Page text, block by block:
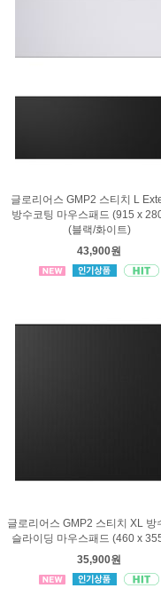
글로리어스 GMP2 스티치 L
방수코팅 마우스패드 (915 x
(블랙/화이트)
43,900원
글로리어스 GMP2 스티치 XL 방
슬라이딩 마우스패드 (460 x
35,900원